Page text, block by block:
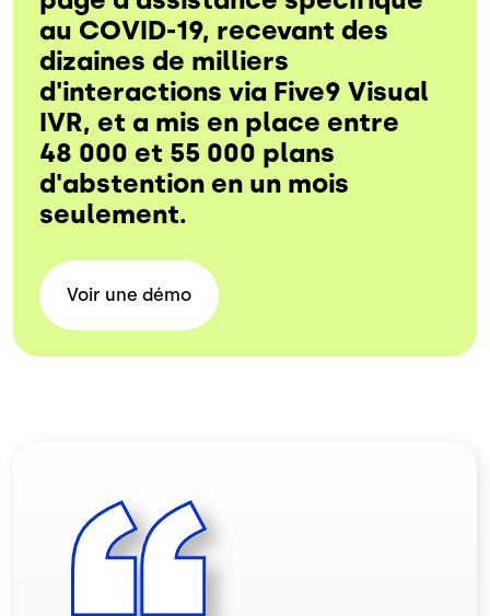
au COVID-19, recevant des
dizaines de milliers
d'interactions via Five9 Visual
IVR, et a mis en place entre
48 000 et 55 000 plans
d'abstention en un mois
seulement.
Voir une démo